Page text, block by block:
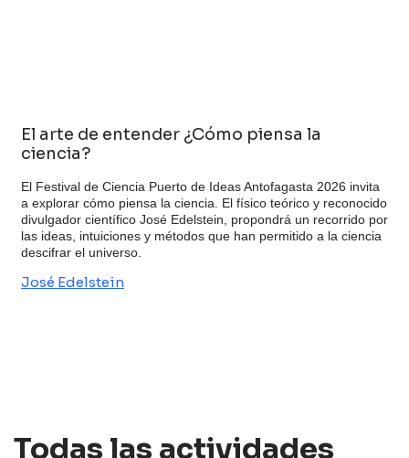
El arte de entender ¿Cómo piensa la
ciencia?
El Festival de Ciencia Puerto de Ideas Antofagasta 2026 invita
a explorar cómo piensa la ciencia. El físico teórico y reconocido
divulgador científico José Edelstein, propondrá un recorrido por
las ideas, intuiciones y métodos que han permitido a la ciencia
descifrar el universo.
José Edelstein
Todas las actividades